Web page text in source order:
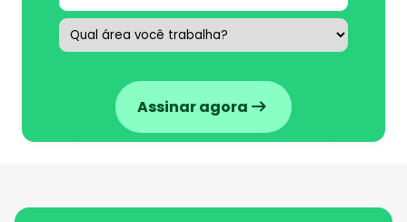
Assinar agora